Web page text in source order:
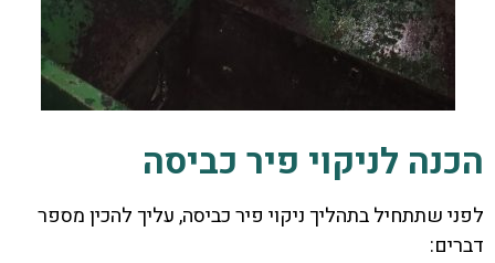
הכנה לניקוי פיר כביסה
לפני שתתחיל בתהליך ניקוי פיר כביסה, עליך להכין מספר
דברים: